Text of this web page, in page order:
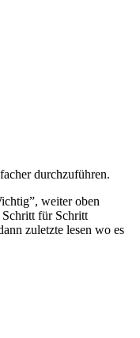
durchzuführen.
weiter oben
Schritt für Schritt
zuletzte lesen wo es